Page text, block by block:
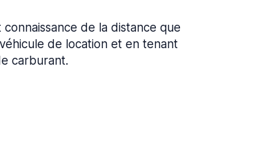
de la distance que
de location et en tenant
carburant.